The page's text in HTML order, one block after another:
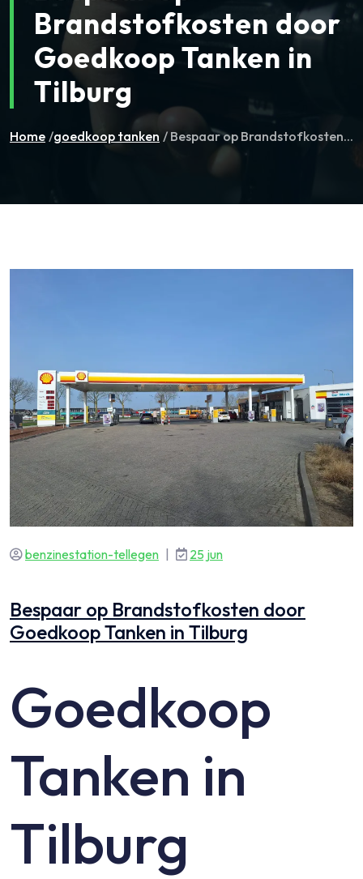
Brandstofkosten door
Goedkoop Tanken in
Tilburg
Home /goedkoop tanken / Bespaar op Brandstofkosten...
benzinestation-tellegen 25 jun
Bespaar op Brandstofkosten door
Goedkoop Tanken in Tilburg
Goedkoop
Tanken in
Tilburg